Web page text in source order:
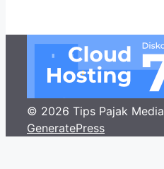
© 2026 Tips Pajak Media
GeneratePress